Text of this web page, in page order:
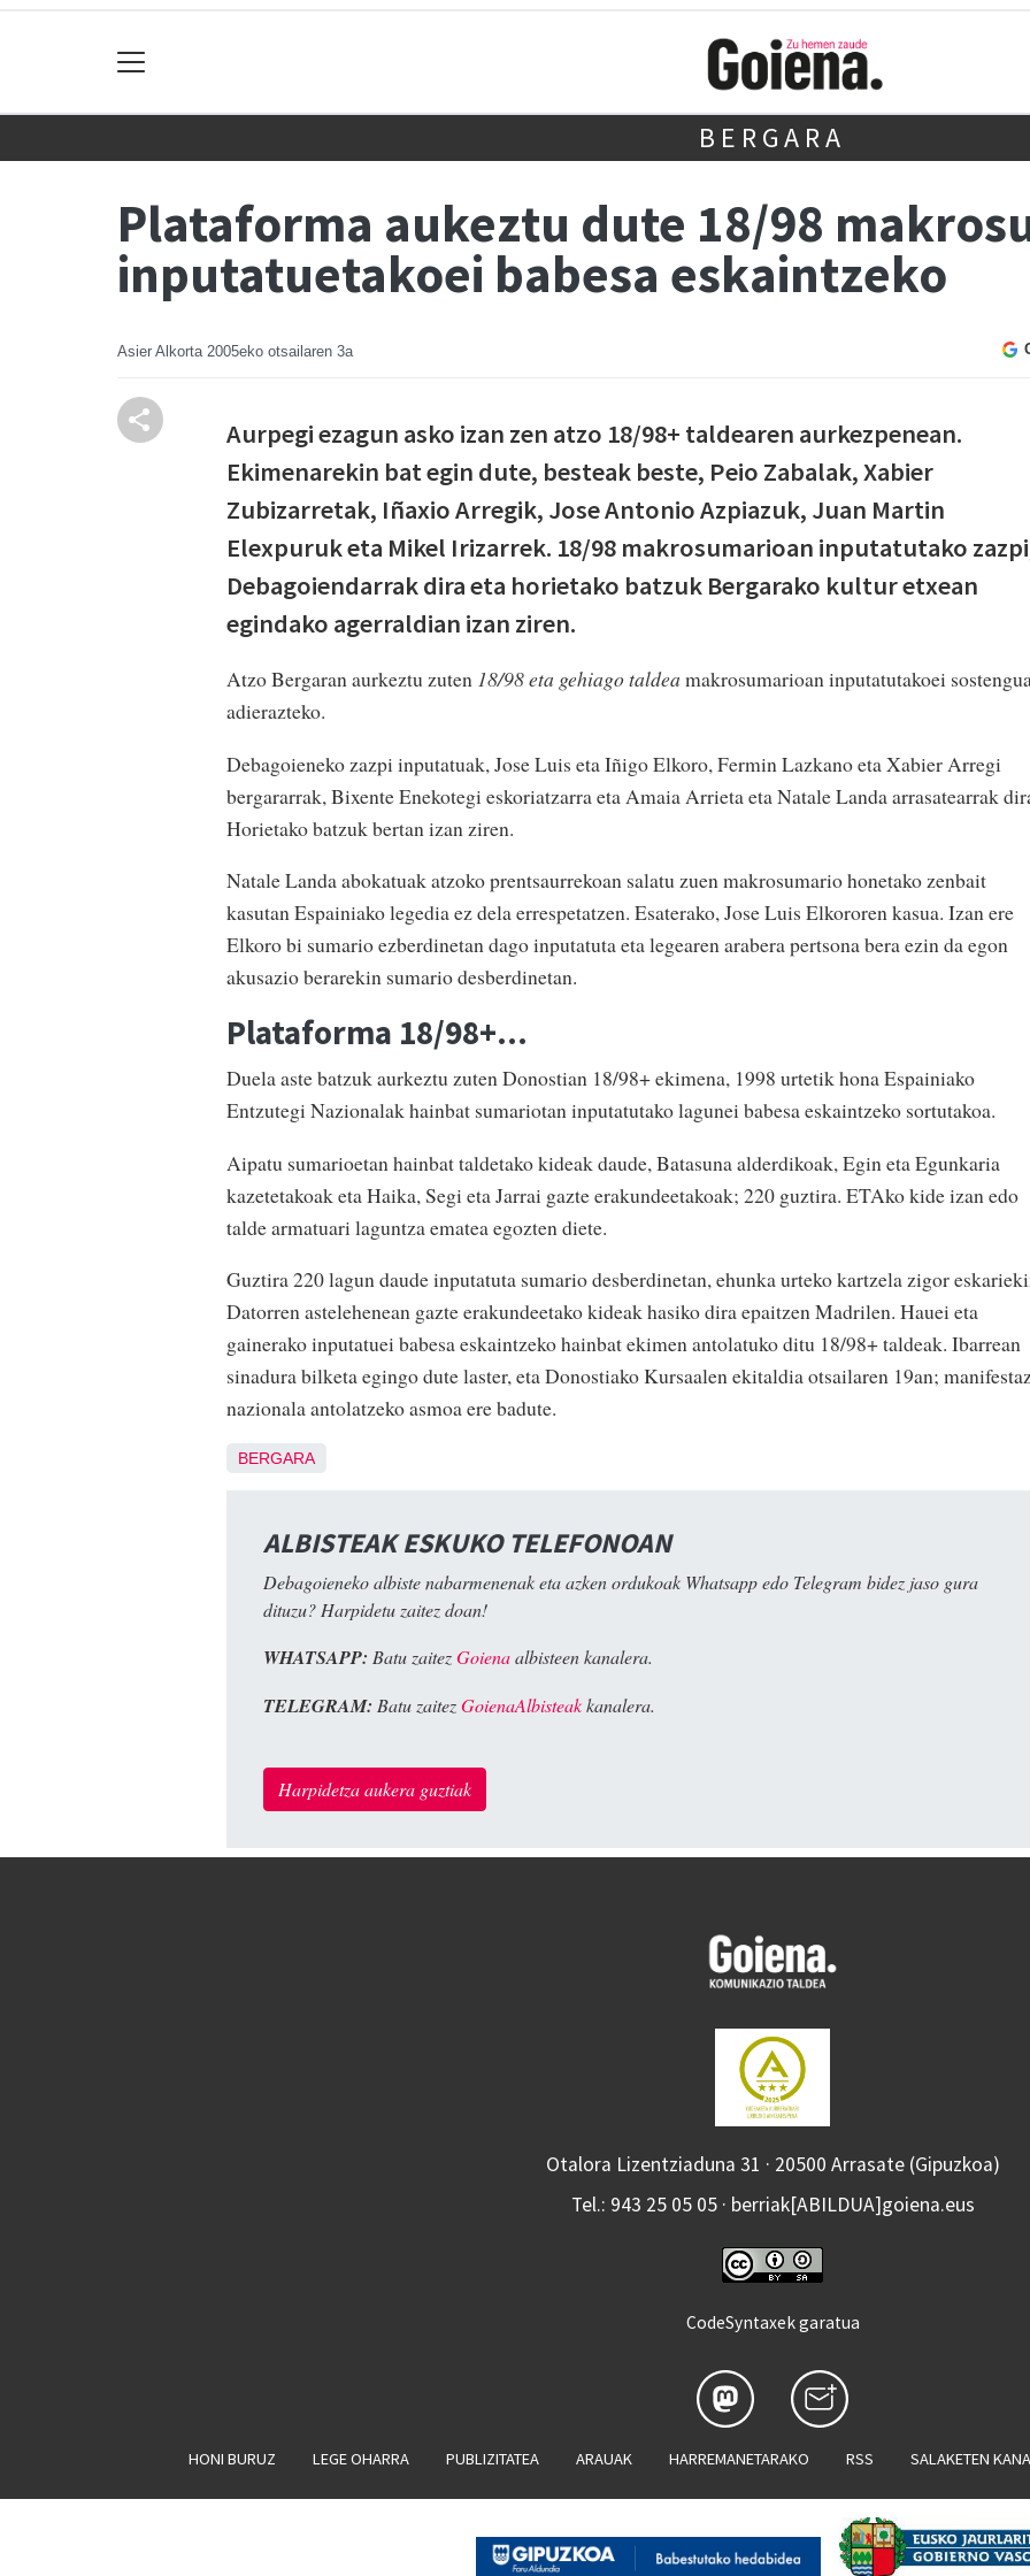
BERGARA
Plataforma aukeztu dute 18/98
inputatuetakoei babesa eskaintzeko
Asier Alkorta 2005eko otsailaren 3a
Aurpegi ezagun asko izan zen atzo 18/98+ taldearen aurkezpenean.
Ekimenarekin bat egin dute, besteak beste, Peio Zabalak, Xabier
Zubizarretak, Iñaxio Arregik, Jose Antonio Azpiazuk, Juan Martin
Elexpuruk eta Mikel Irizarrek. 18/98 makrosumarioan inputatutako
Debagoiendarrak dira eta horietako batzuk Bergarako kultur etxean
egindako agerraldian izan ziren.
Atzo Bergaran aurkeztu zuten 18/98 eta gehiago taldea makrosumarioan inputatutakoei
adierazteko.
Debagoieneko zazpi inputatuak, Jose Luis eta Iñigo Elkoro, Fermin Lazkano eta Xabier Arregi
bergararrak, Bixente Enekotegi eskoriatzarra eta Amaia Arrieta eta Natale Landa arrasatearrak
Horietako batzuk bertan izan ziren.
Natale Landa abokatuak atzoko prentsaurrekoan salatu zuen makrosumario honetako zenbait
kasutan Espainiako legedia ez dela errespetatzen. Esaterako, Jose Luis Elkororen kasua. Izan ere
Elkoro bi sumario ezberdinetan dago inputatuta eta legearen arabera pertsona bera ezin da egon
akusazio berarekin sumario desberdinetan.
Plataforma 18/98+...
Duela aste batzuk aurkeztu zuten Donostian 18/98+ ekimena, 1998 urtetik hona Espainiako
Entzutegi Nazionalak hainbat sumariotan inputatutako lagunei babesa eskaintzeko sortutakoa.
Aipatu sumarioetan hainbat taldetako kideak daude, Batasuna alderdikoak, Egin eta Egunkaria
kazetetakoak eta Haika, Segi eta Jarrai gazte erakundeetakoak; 220 guztira. ETAko kide izan edo
talde armatuari laguntza ematea egozten diete.
Guztira 220 lagun daude inputatuta sumario desberdinetan, ehunka urteko kartzela zigor
Datorren astelehenean gazte erakundeetako kideak hasiko dira epaitzen Madrilen. Hauei eta
gainerako inputatuei babesa eskaintzeko hainbat ekimen antolatuko ditu 18/98+ taldeak. Ibarrean
sinadura bilketa egingo dute laster, eta Donostiako Kursaalen ekitaldia otsailaren 19an;
nazionala antolatzeko asmoa ere badute.
BERGARA
ALBISTEAK ESKUKO TELEFONOAN
Debagoieneko albiste nabarmenenak eta azken ordukoak Whatsapp edo Telegram bidez jaso gura
dituzu? Harpidetu zaitez doan!
WHATSAPP: Batu zaitezGoienaalbisteen kanalera.
TELEGRAM: Batu zaitezGoienaAlbisteakkanalera.
Harpidetza aukera guztiak
Otalora Lizentziaduna 31 · 20500 Arrasate (Gipuzkoa)
Tel.: 943 25 05 05 · berriak[ABILDUA]goiena.eus
CodeSyntaxek garatua
HONI BURUZ LEGE OHARRA PUBLIZITATEA ARAUAK HARREMANETARAKO RSS SALAKETEN